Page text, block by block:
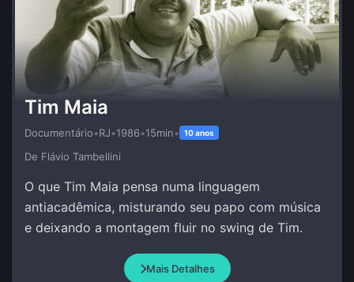
Tim Maia
Documentário•RJ•1986•15min• 10 anos
De Flávio Tambellini
O que Tim Maia pensa numa linguagem
antiacadêmica, misturando seu papo com música
e deixando a montagem fluir no swing de Tim.
Mais Detalhes